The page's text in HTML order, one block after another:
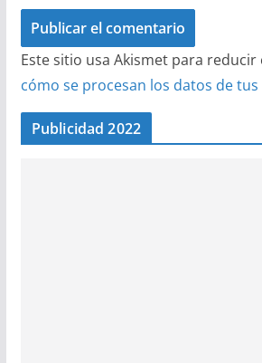
Este sitio usa Akismet para reducir
cómo se procesan los datos de
Publicidad 2022